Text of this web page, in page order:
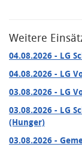
Weitere
04.08.2026 - LG
04.08.2026 - LG
03.08.2026 - LG
03.08.2026 - LG
(Hunger)
03.08.2026 -